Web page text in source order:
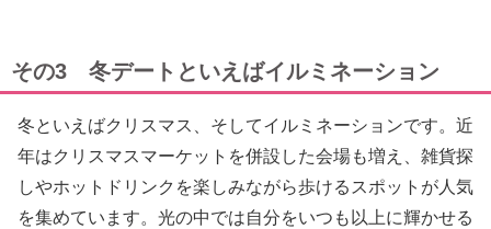
その3 冬デートといえばイルミネーション
冬といえばクリスマス、そしてイルミネーションです。近
年はクリスマスマーケットを併設した会場も増え、雑貨探
しやホットドリンクを楽しみながら歩けるスポットが人気
を集めています。光の中では自分をいつも以上に輝かせる